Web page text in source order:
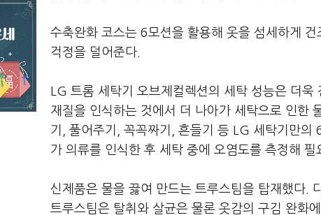
수축완화 코스는 6모션을 활용해 옷을 섬세하게
걱정을 덜어준다.
LG 트롬 세탁기 오브제컬렉션의 세탁 성능은 더
재질을 인식하는 것에서 더 나아가 세탁으로 인한
기, 풀어주기, 꼭꼭짜기, 흔들기 등 LG 세탁기만의
가 의류를 인식한 후 세탁 중에 오염도를 측정해
신제품은 물을 끓여 만드는 트루스팀을 탑재했다.
트루스팀은 탈취와 살균은 물론 옷감의 구김 완화